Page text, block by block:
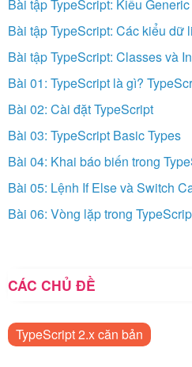
Bài tập TypeScript: Kiểu
Bài tập TypeScript: Các kiểu dữ
Bài tập TypeScript: Classes và
Bài 01: TypeScript là gì?
Bài 02: Cài đặt TypeScript
Bài 03: TypeScript Basic Types
Bài 04: Khai báo biến trong
Bài 05: Lệnh If Else và Switch
Bài 06: Vòng lặp trong
CÁC CHỦ ĐỀ
TypeScript 2.x căn bản